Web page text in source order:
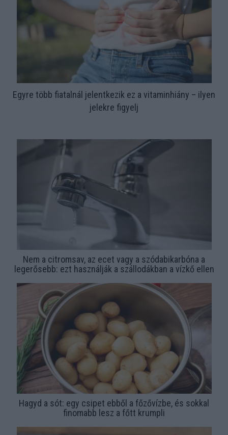
Egyre több fiatalnál jelentkezik ez a vitaminhiány – ilyen
jelekre figyelj
Nem a citromsav, az ecet vagy a szódabikarbóna a
legerősebb: ezt használják a szállodákban a vízkő ellen
Hagyd a sót: egy csipet ebből a főzővízbe, és sokkal
finomabb lesz a főtt krumpli